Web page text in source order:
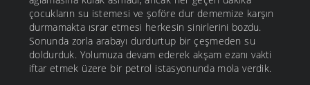
çocukların su istemesi ve şoföre dur dememize karşın
durmamakta ısrar etmesi herkesin sinirlerini bozdu.
Sonunda zorla arabayı durdurtup bir çeşmeden su
doldurduk. Yolumuza devam ederek akşam ezanı vakti
iftar etmek üzere bir petrol istasyonunda mola verdik.